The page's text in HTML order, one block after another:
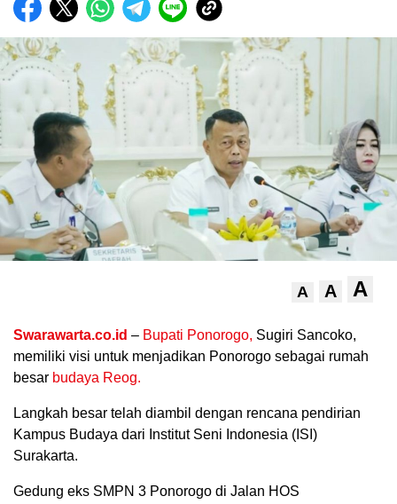
A A A
Swarawarta.co.id – Bupati Ponorogo, Sugiri Sancoko,
memiliki visi untuk menjadikan Ponorogo sebagai rumah
besar budaya Reog.
Langkah besar telah diambil dengan rencana pendirian
Kampus Budaya dari Institut Seni Indonesia (ISI)
Surakarta.
Gedung eks SMPN 3 Ponorogo di Jalan HOS
.